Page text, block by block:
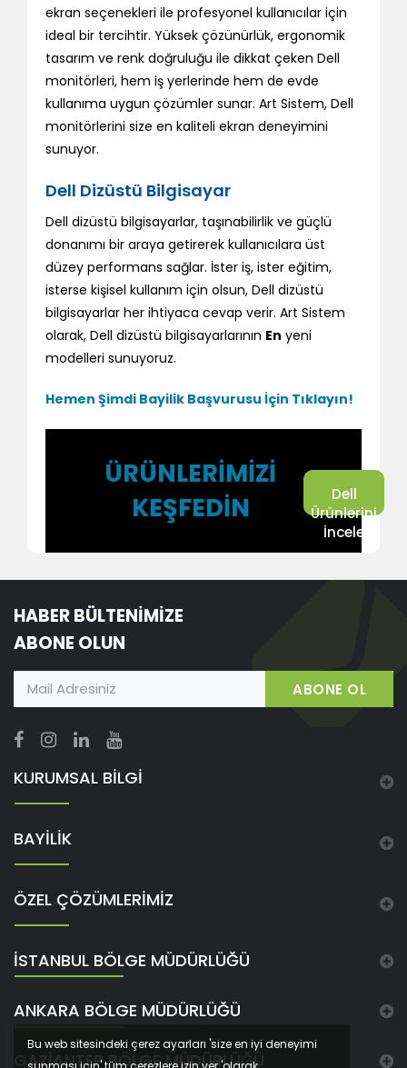
ekran seçenekleri ile profesyonel kullanıcılar için
ideal bir tercihtir. Yüksek çözünürlük, ergonomik
tasarım ve renk doğruluğu ile dikkat çeken Dell
monitörleri, hem iş yerlerinde hem de evde
kullanıma uygun çözümler sunar. Art Sistem, Dell
monitörlerini size en kaliteli ekran deneyimini
sunuyor.
Dell Dizüstü Bilgisayar
Dell dizüstü bilgisayarlar, taşınabilirlik ve güçlü
donanımı bir araya getirerek kullanıcılara üst
düzey performans sağlar. İster iş, ister eğitim,
isterse kişisel kullanım için olsun, Dell dizüstü
bilgisayarlar her ihtiyaca cevap verir. Art Sistem
olarak, Dell dizüstü bilgisayarlarının En yeni
modelleri sunuyoruz.
Hemen Şimdi Bayilik Başvurusu İçin Tıklayın!
ÜRÜNLERİMİZİ
KEŞFEDİN
Dell
Ürünlerini
İncele
HABER BÜLTENİMİZE
ABONE OLUN
ABONE OL
KURUMSAL BİLGİ
BAYİLİK
ÖZEL ÇÖZÜMLERİMİZ
İSTANBUL BÖLGE MÜDÜRLÜĞÜ
ANKARA BÖLGE MÜDÜRLÜĞÜ
GAZIANTEP BÖLGE MÜDÜRLÜĞÜ
Bu web sitesindeki çerez ayarları 'size en iyi deneyimi